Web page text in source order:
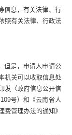
信息，有关法律、行
照有关法律、行政法
但是，申请人申请公
机关可以收取信息处
发〈政府信息公开信
109号）和《云南省人
费管理办法的通知》